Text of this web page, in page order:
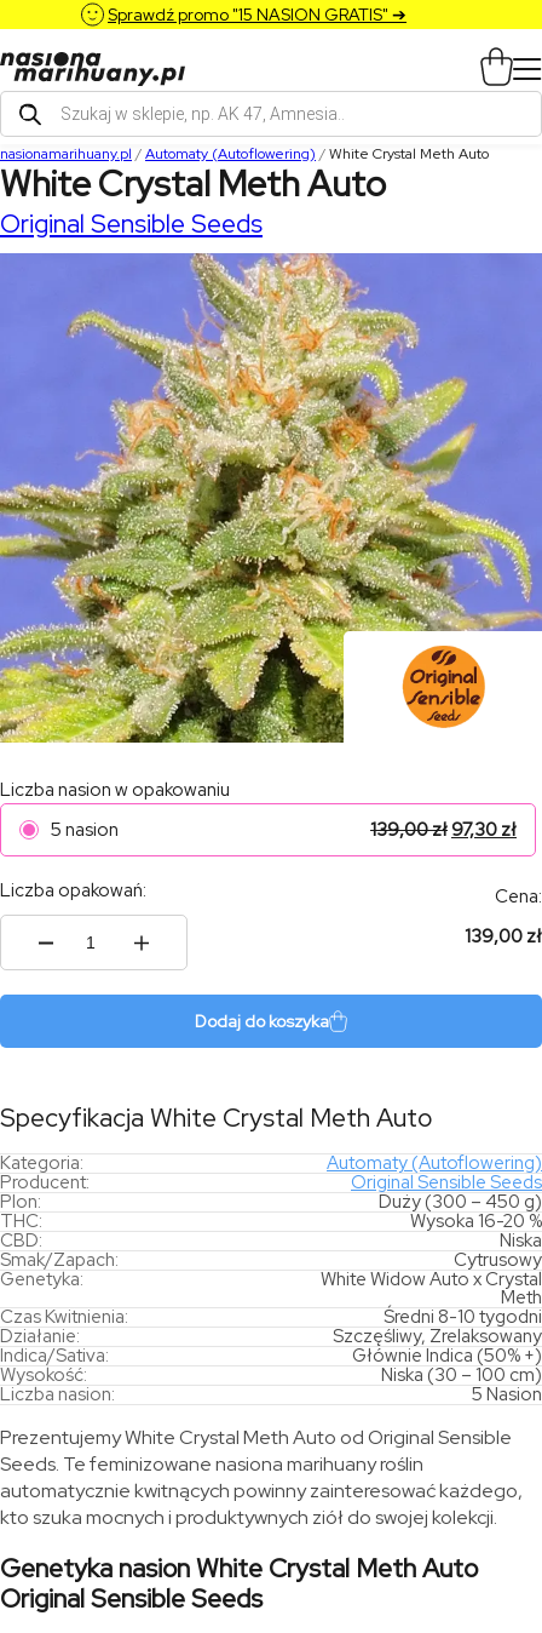
Sprawdź promo "15 NASION GRATIS" ➔
Wyszukiwarka
produktów
nasionamarihuany.pl /Automaty (Autoflowering) /White Crystal Meth Auto
White Crystal Meth Auto
Original Sensible Seeds
Liczba nasion w opakowaniu
5 nasion
139,00zł97,30 zł
Liczba opakowań:
ilość
Cena:
139,00 zł
Dodaj do koszyka
Specyfikacja White Crystal Meth Auto
Kategoria:
Automaty (Autoflowering)
Producent:
Original Sensible Seeds
Plon:
Duży (300 – 450 g)
THC:
Wysoka 16-20 %
CBD:
Niska
Smak/Zapach:
Cytrusowy
Genetyka:
White Widow Auto x Crystal
Meth
Czas Kwitnienia:
Średni 8-10 tygodni
Działanie:
Szczęśliwy, Zrelaksowany
Indica/Sativa:
Głównie Indica (50% +)
Wysokość:
Niska (30 – 100 cm)
Liczba nasion:
5 Nasion
Prezentujemy White Crystal Meth Auto od Original Sensible
Seeds. Te feminizowane nasiona marihuany roślin
automatycznie kwitnących powinny zainteresować każdego,
kto szuka mocnych i produktywnych ziół do swojej kolekcji.
Genetyka nasion White Crystal Meth Auto
Original Sensible Seeds